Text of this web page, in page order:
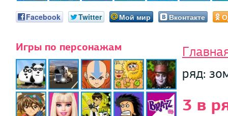
Facebook Twitter Мой мир Вконтакте
Игры по персонажам
ряд:
3 в